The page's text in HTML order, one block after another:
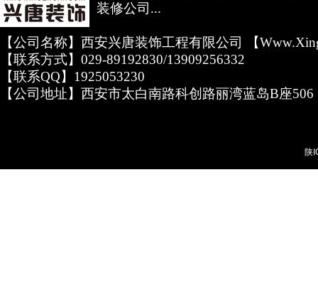
装修公司...
【公司名称】西安兴唐装饰工程有限公司 【
【联系方式】029-89192830/13909256332
【联系QQ】1925053230
【公司地址】西安市太白南路科创路丽湾蓝岛B座506
陕